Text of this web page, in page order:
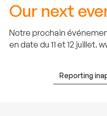
Our next
Notre prochain
en date du 11 et 12 juillet.
Reporting